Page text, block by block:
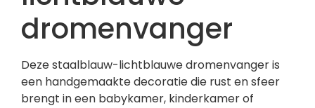
dromenvanger
Deze staalblauw-lichtblauwe dromenvanger is
een handgemaakte decoratie die rust en sfeer
brengt in een babykamer, kinderkamer of